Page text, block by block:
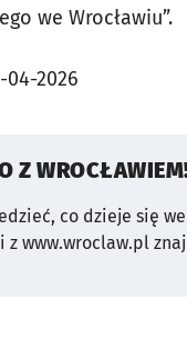
we Wrocławiu”.
04-2026
Z
co dzieje się we
www.wroclaw.pl